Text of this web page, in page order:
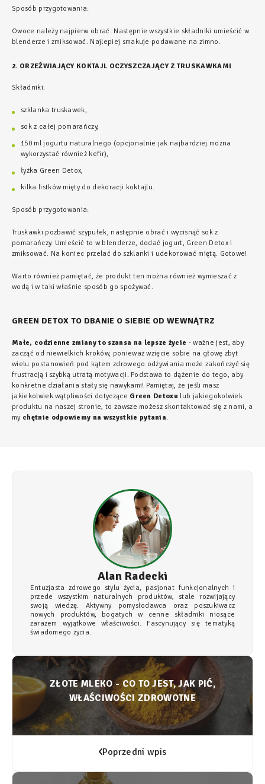
Sposób przygotowania:
Owoce należy najpierw obrać. Następnie wszystkie składniki umieścić w
blenderze i zmiksować. Najlepiej smakuje podawane na zimno.
2. ORZEŹWIAJĄCY KOKTAJL OCZYSZCZAJĄCY Z TRUSKAWKAMI
Składniki:
szklanka truskawek,
sok z całej pomarańczy,
150 ml jogurtu naturalnego (opcjonalnie jak najbardziej można
wykorzystać również kefir),
łyżka Green Detox,
kilka listków mięty do dekoracji koktajlu.
Sposób przygotowania:
Truskawki pozbawić szypułek, następnie obrać i wycisnąć sok z
pomarańczy. Umieścić to w blenderze, dodać jogurt, Green Detox i
zmiksować. Na koniec przelać do szklanki i udekorować miętą. Gotowe!
Warto również pamiętać, że produkt ten można również wymieszać z
wodą i w taki właśnie sposób go spożywać.
GREEN DETOX TO DBANIE O SIEBIE OD WEWNĄTRZ
Małe, codzienne zmiany to szansa na lepsze życie - ważne jest, aby
zacząć od niewielkich kroków, ponieważ wzięcie sobie na głowę zbyt
wielu postanowień pod kątem zdrowego odżywiania może zakończyć się
frustracją i szybką utratą motywacji. Podstawa to dążenie do tego, aby
konkretne działania stały się nawykami! Pamiętaj, że jeśli masz
jakiekolwiek wątpliwości dotyczące Green Detoxu lub jakiegokolwiek
produktu na naszej stronie, to zawsze możesz skontaktować się z nami, a
my chętnie odpowiemy na wszystkie pytania.
Alan Radecki
Entuzjasta zdrowego stylu życia, pasjonat funkcjonalnych i
przede wszystkim naturalnych produktów, stale rozwijający
swoją wiedzę. Aktywny pomysłodawca oraz poszukiwacz
nowych produktów, bogatych w cenne składniki niosące
zarazem wyjątkowe właściwości. Fascynujący się tematyką
świadomego życia.
ZŁOTE MLEKO - CO TO JEST, JAK PIĆ,
WŁAŚCIWOŚCI ZDROWOTNE
Poprzedni wpis